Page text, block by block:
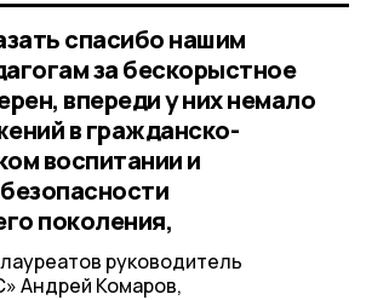
спасибо нашим
за бескорыстное
впереди у них немало
в гражданско-
воспитании и
поколения,
руководитель
Комаров,